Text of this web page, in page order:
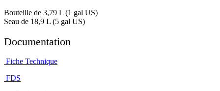
Bouteille de 3,79 L (1 gal US)
Seau de 18,9 L (5 gal US)
Documentation
Fiche Technique
FDS